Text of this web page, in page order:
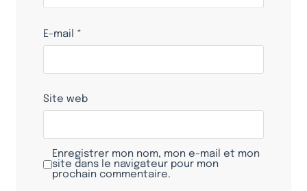
E-mail *
Site web
Enregistrer mon nom, mon e-mail et mon
site dans le navigateur pour mon
prochain commentaire.